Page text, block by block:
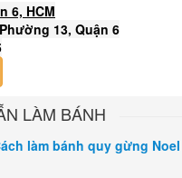
6, HCM
13, Quận 6
LÀM BÁNH
làm bánh quy gừng Noel